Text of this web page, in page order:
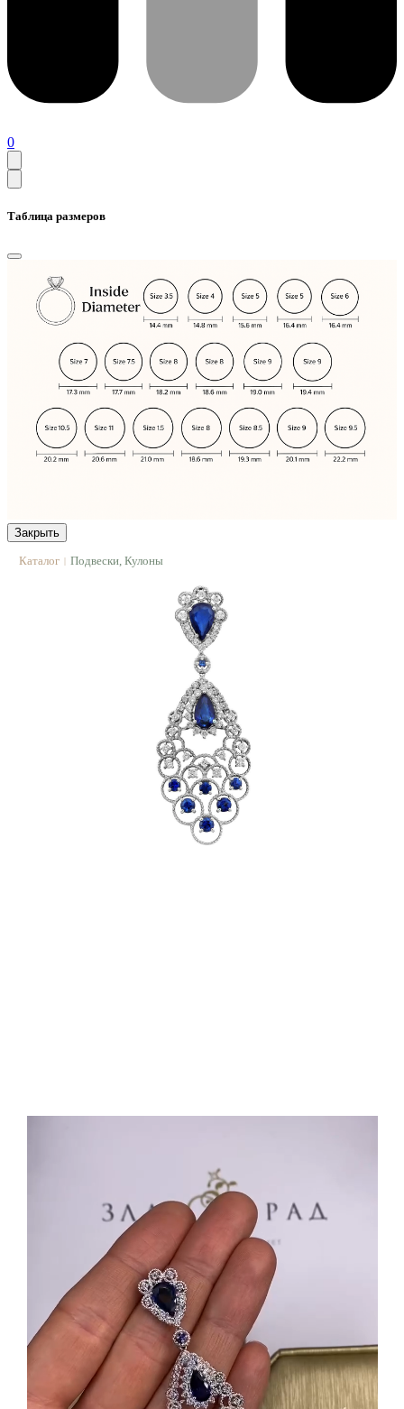
0
Таблица размеров
Закрыть
Каталог | Подвески, Кулоны